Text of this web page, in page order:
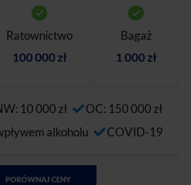
Ratownictwo
100 000 zł
Bagaż
1 000 zł
10 000 zł
OC: 150 000 zł
alkoholu
COVID-19
PORÓWNAJ CENY